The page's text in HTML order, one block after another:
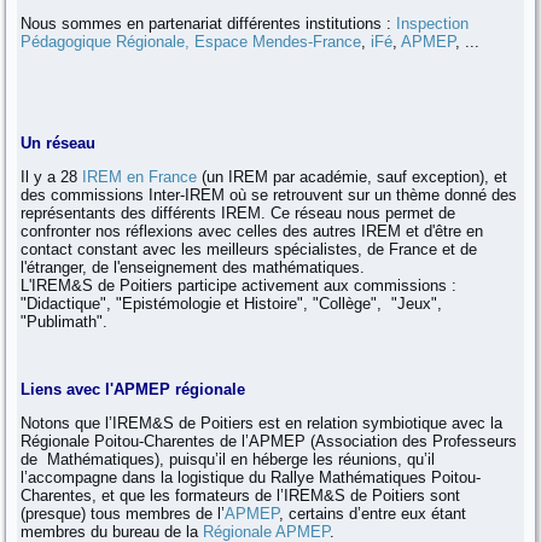
Nous sommes en partenariat différentes institutions : Inspection
Pédagogique Régionale, Espace Mendes-France iFé ,APMEP, ...
Un réseau
Il y a 28 IREM en France (un IREM par académie, sauf exception), et
des commissions Inter-IREM où se retrouvent sur un thème donné des
représentants des différents IREM. Ce réseau nous permet de
confronter nos réflexions avec celles des autres IREM et d'être en
contact constant avec les meilleurs spécialistes, de France et de
l'étranger, de l'enseignement des mathématiques.
L'IREM&S de Poitiers participe activement aux commissions :
"Didactique", "Epistémologie et Histoire", "Collège", "Jeux",
"Publimath".
Liens avec l'APMEP régionale
Notons que l’IREM&S de Poitiers est en relation symbiotique avec la
Régionale Poitou-Charentes de l’APMEP (Association des Professeurs
de Mathématiques), puisqu’il en héberge les réunions, qu’il
l’accompagne dans la logistique du Rallye Mathématiques Poitou-
Charentes, et que les formateurs de l’IREM&S de Poitiers sont
(presque) tous membres de l’APMEP, certains d’entre eux étant
membres du bureau de la Régionale APMEP.